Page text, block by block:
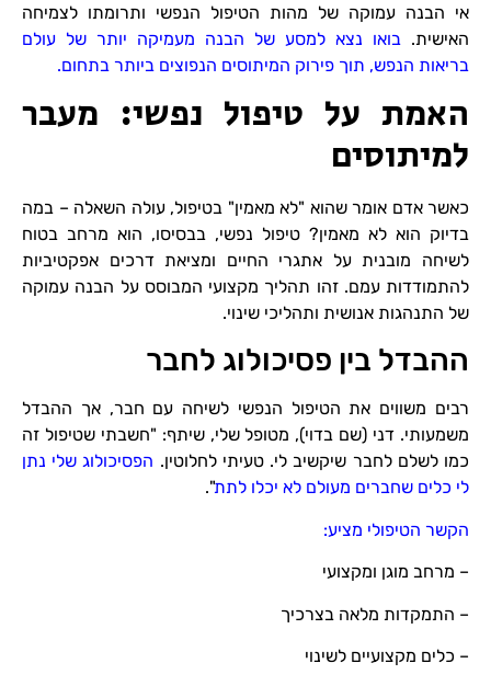
אי הבנה עמוקה של מהות הטיפול הנפשי ותרומתו לצמיחה
האישית. בואו נצא למסע של הבנה מעמיקה יותר של עולם
בריאות הנפש, תוך פירוק המיתוסים הנפוצים ביותר בתחום.
האמת על טיפול נפשי: מעבר
למיתוסים
כאשר אדם אומר שהוא "לא מאמין" בטיפול, עולה השאלה – במה
בדיוק הוא לא מאמין? טיפול נפשי, בבסיסו, הוא מרחב בטוח
לשיחה מובנית על אתגרי החיים ומציאת דרכים אפקטיביות
להתמודדות עמם. זהו תהליך מקצועי המבוסס על הבנה עמוקה
של התנהגות אנושית ותהליכי שינוי.
ההבדל בין פסיכולוג לחבר
רבים משווים את הטיפול הנפשי לשיחה עם חבר, אך ההבדל
משמעותי. דני (שם בדוי), מטופל שלי, שיתף: "חשבתי שטיפול זה
כמו לשלם לחבר שיקשיב לי. טעיתי לחלוטין. הפסיכולוג שלי נתן
לי כלים שחברים מעולם לא יכלו לתת".
הקשר הטיפולי מציע:
– מרחב מוגן ומקצועי
– התמקדות מלאה בצרכיך
– כלים מקצועיים לשינוי